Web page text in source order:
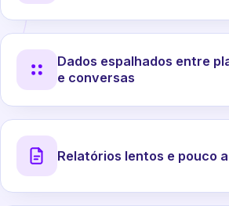
Dados espalhados entre
e conversas
Relatórios lentos e pouco